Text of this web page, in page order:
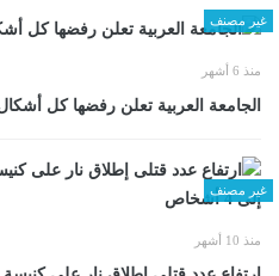
غير مصنف
منذ 6 أشهر
الجامعة العربية تعلن رفضها كل
غير مصنف
منذ 10 أشهر